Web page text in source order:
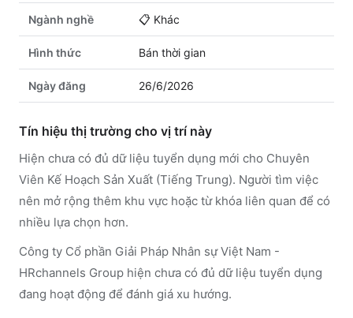
Ngành nghề 📋 Khác
Hình thức Bán thời gian
Ngày đăng 26/6/2026
Tín hiệu thị trường cho vị trí này
Hiện chưa có đủ dữ liệu tuyển dụng mới cho Chuyên
Viên Kế Hoạch Sản Xuất (Tiếng Trung). Người tìm việc
nên mở rộng thêm khu vực hoặc từ khóa liên quan để có
nhiều lựa chọn hơn.
Công ty Cổ phần Giải Pháp Nhân sự Việt Nam -
HRchannels Group hiện chưa có đủ dữ liệu tuyển dụng
đang hoạt động để đánh giá xu hướng.